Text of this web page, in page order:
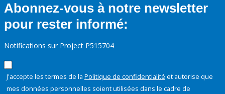
Abonnez-vous à notre newsletter
pour rester informé:
Notifications sur Project P515704
J'accepte les termes de la Politique de confidentialité et autorise que
mes données personnelles soient utilisées dans le cadre de